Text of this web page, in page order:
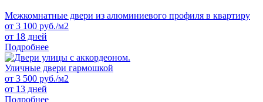
Межкомнатные двери из алюминиевого профиля в квартиру
от 3 100 руб./м2
от 18 дней
Подробнее
Уличные двери гармошкой
от 3 500 руб./м2
от 13 дней
Подробнее